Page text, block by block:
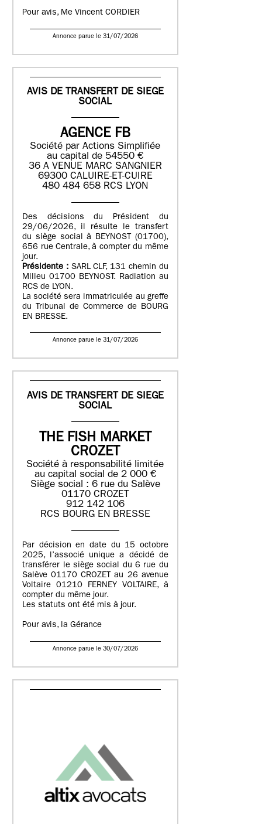
Pour avis, Me Vincent CORDIER
Annonce parue le 31/07/2026
AVIS DE TRANSFERT DE SIEGE
SOCIAL
AGENCE FB
Société par Actions Simplifiée
au capital de 54550 €
36 A VENUE MARC SANGNIER
69300 CALUIRE-ET-CUIRE
480 484 658 RCS LYON
Des décisions du Président du
29/06/2026, il résulte le transfert
du siège social à BEYNOST (01700),
656 rue Centrale, à compter du même
jour.
Présidente :SARL CLF, 131 chemin du
Milieu 01700 BEYNOST. Radiation au
RCS de LYON.
La société sera immatriculée au greffe
du Tribunal de Commerce de BOURG
EN BRESSE.
Annonce parue le 31/07/2026
AVIS DE TRANSFERT DE SIEGE
SOCIAL
THE FISH MARKET
CROZET
Société à responsabilité limitée
au capital social de 2 000 €
Siège social : 6 rue du Salève
01170 CROZET
912 142 106
RCS BOURG EN BRESSE
Par décision en date du 15 octobre
2025, l’associé unique a décidé de
transférer le siège social du 6 rue du
Salève 01170 CROZET au 26 avenue
Voltaire 01210 FERNEY VOLTAIRE, à
compter du même jour.
Les statuts ont été mis à jour.
Pour avis, la Gérance
Annonce parue le 30/07/2026